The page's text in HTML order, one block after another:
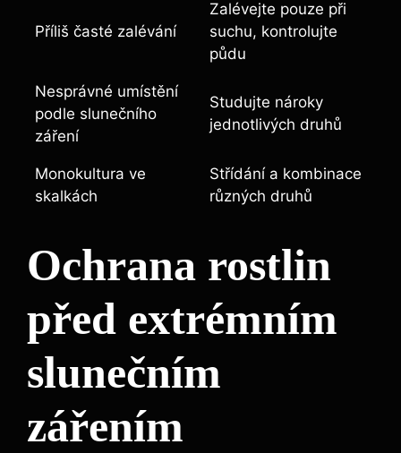
Příliš časté zalévání
Zalévejte pouze při
suchu, kontrolujte
půdu
Nesprávné umístění
podle slunečního
záření
Studujte nároky
jednotlivých druhů
Monokultura ve
skalkách
Střídání a kombinace
různých druhů
Ochrana rostlin
před extrémním
slunečním
zářením